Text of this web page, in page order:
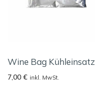
Wine Bag Kühleinsatz
7,00 € inkl. MwSt.